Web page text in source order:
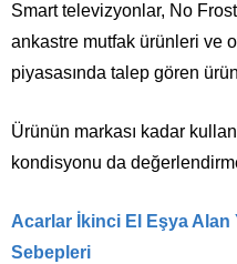
Smart televizyonlar, No
ankastre mutfak ürünleri ve
piyasasında talep gören
Ürünün markası kadar
kondisyonu da
Acarlar İkinci El Eşya Alan
Sebepleri